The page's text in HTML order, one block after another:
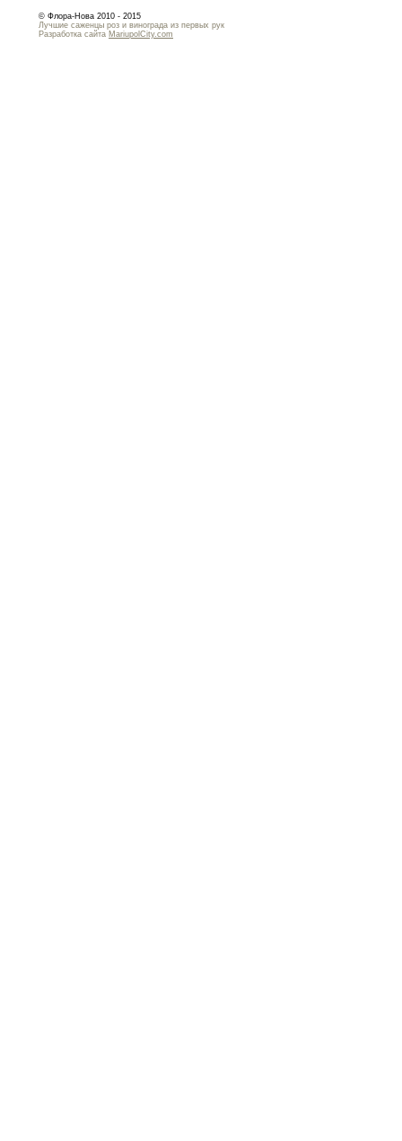
© Флора-Нова 2010 - 2015
Лучшие саженцы роз и винограда из первых рук
Разработка сайта MariupolCity.com